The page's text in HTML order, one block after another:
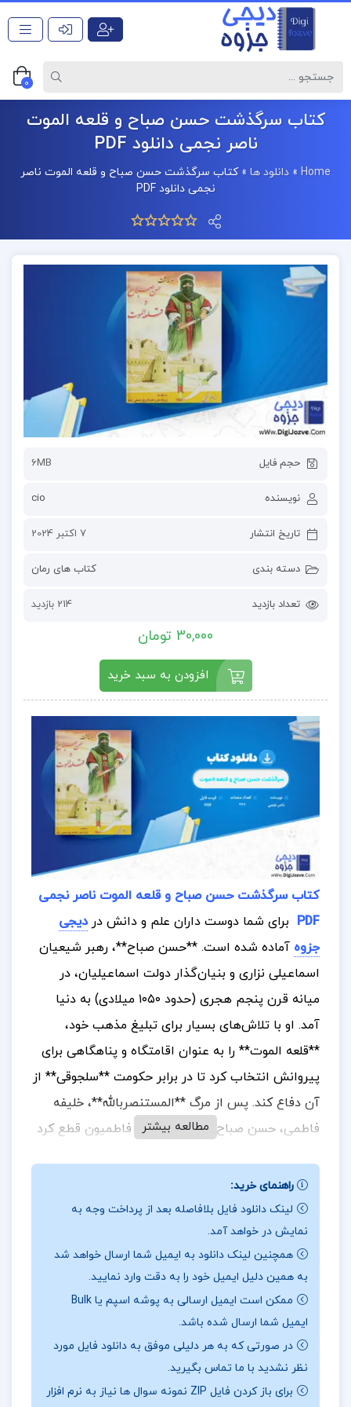
0
کتاب سرگذشت حسن صباح و قلعه الموت
ناصر نجمی دانلود PDF
Home
» دانلود ها »کتاب سرگذشت حسن صباح و قلعه الموت ناصر
نجمی دانلود PDF
حجم فایل 6MB
نویسنده cio
تاریخ انتشار 7 اکتبر 2024
دسته بندی کتاب های رمان
تعداد بازدید 214 بازدید
30,000 تومان
افزودن به سبد خرید
کتاب سرگذشت حسن صباح و قلعه الموت ناصر نجمی
PDF برای شما دوست داران علم و دانش دردیجی
جزوه آماده شده است. **حسن صباح**، رهبر شیعیان
اسماعیلی نزاری و بنیان‌گذار دولت اسماعیلیان، در
میانه قرن پنجم هجری (حدود ۱۰۵۰ میلادی) به دنیا
آمد. او با تلاش‌های بسیار برای تبلیغ مذهب خود،
**قلعه الموت** را به عنوان اقامتگاه و پناهگاهی برای
پیروانش انتخاب کرد تا در برابر حکومت **سلجوقی** از
آن دفاع کند. پس از مرگ **المستنصربالله**، خلیفه
فاطمی، حسن صباح ارتباط خود را با فاطمیون قطع کرد
استراتژی‌های نظامی توانست امپراطوری سلجوقی ایران
را به چالش بکشد و در نهایت آن را نابود کند.
در بخشی از کتاب سرگذشت حسن صباح و قلعه الموت
ناصر نجمی
حسن بن علی بن محمد بن جعفر بن حسین بن محمد
صباح حِمَیری، که به **سیدنا** نیز معروف است، خود
را از نسل **حمیری‌ها** می‌داند و اهل **ری** بوده
مطالعه بیشتر
راهنمای خرید:
لینک دانلود فایل بلافاصله بعد از پرداخت وجه به
نمایش در خواهد آمد.
همچنین لینک دانلود به ایمیل شما ارسال خواهد شد
به همین دلیل ایمیل خود را به دقت وارد نمایید.
ممکن است ایمیل ارسالی به پوشه اسپم یا Bulk
ایمیل شما ارسال شده باشد.
در صورتی که به هر دلیلی موفق به دانلود فایل مورد
نظر نشدید با ما تماس بگیرید.
برای باز کردن فایل ZIP نمونه سوال ها نیاز به نرم افزار